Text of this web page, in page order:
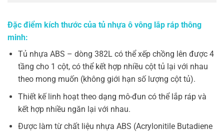
Đặc điểm kích thước của tủ nhựa ô vông lắp ráp thông
minh:
Tủ nhựa ABS – dòng 382L có thể xếp chồng lên được 4
tầng cho 1 cột, có thể kết hợp nhiều cột tủ lại với nhau
theo mong muốn (không giới hạn số lượng cột tủ).
Thiết kế linh hoạt theo dạng mô-đun có thể lắp ráp và
kết hợp nhiều ngăn lại với nhau.
Được làm từ chất liệu nhựa ABS (Acrylonitile Butadiene